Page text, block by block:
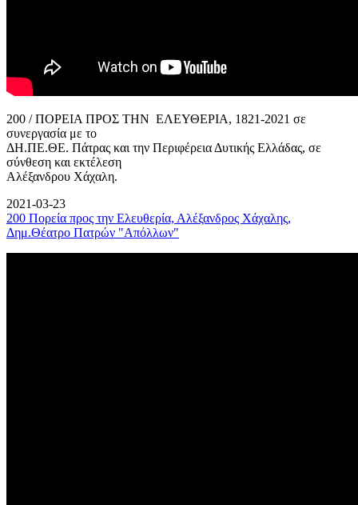
200 / ΠΟΡΕΙΑ ΠΡΟΣ ΤΗΝ ΕΛΕΥΘΕΡΙΑ, 1821-2021 σε
συνεργασία με το
ΔΗ.ΠΕ.ΘΕ. Πάτρας και την Περιφέρεια Δυτικής Ελλάδας, σε
σύνθεση και εκτέλεση
Αλέξανδρου Χάχαλη.
2021-03-23
200 Πορεία προς την Ελευθερία, Αλέξανδρος Χάχαλης,
Δημ.Θέατρο Πατρών "Απόλλων"